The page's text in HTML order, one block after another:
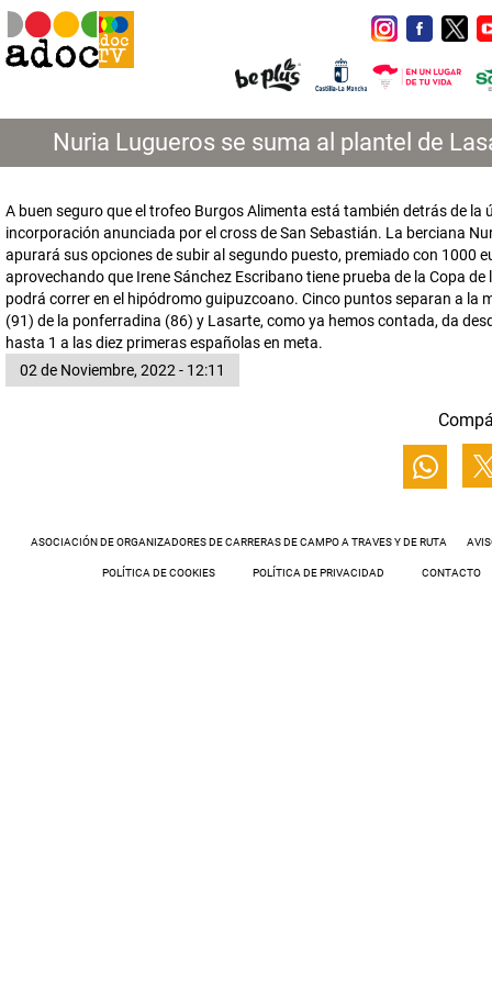
Nuria Lugueros se suma al plantel de
A buen seguro que el trofeo Burgos Alimenta está también detrás de la
incorporación anunciada por el cross de San Sebastián. La berciana
apurará sus opciones de subir al segundo puesto, premiado con 1000
aprovechando que Irene Sánchez Escribano tiene prueba de la Copa de
podrá correr en el hipódromo guipuzcoano. Cinco puntos separan a la
(91) de la ponferradina (86) y Lasarte, como ya hemos contada, da
hasta 1 a las diez primeras españolas en meta.
02 de Noviembre, 2022 - 12:11
ASOCIACIÓN DE ORGANIZADORES DE CARRERAS DE CAMPO A TRAVES Y DE RUTA
POLÍTICA DE COOKIES POLÍTICA DE PRIVACIDAD CONTACTO